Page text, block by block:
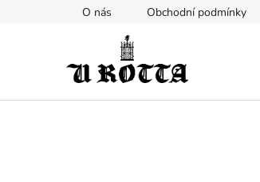
O nás Obchodní podmínky